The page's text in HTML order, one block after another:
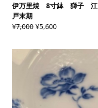
伊万里焼 8寸鉢 獅子 江
戸末期
¥7,000 ¥5,600